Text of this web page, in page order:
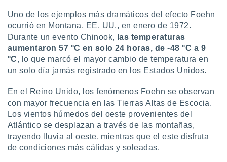
como
IP
de
posible
traten tus
en
a lo que
Para
su
u
Uno de los ejemplos más dramáticos del efecto Foehn
ocurrió en Montana, EE. UU., en enero de 1972.
Durante un evento Chinook, las temperaturas
aumentaron 57 °C en solo 24 horas, de -48 °C a 9
°C, lo que marcó el mayor cambio de temperatura en
un solo día jamás registrado en los Estados Unidos.
En el Reino Unido, los fenómenos Foehn se observan
con mayor frecuencia en las Tierras Altas de Escocia.
Los vientos húmedos del oeste provenientes del
Atlántico se desplazan a través de las montañas,
trayendo lluvia al oeste, mientras que el este disfruta
de condiciones más cálidas y soleadas.